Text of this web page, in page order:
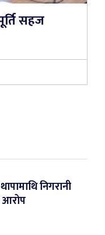
सहज
निगरानी
आरोप